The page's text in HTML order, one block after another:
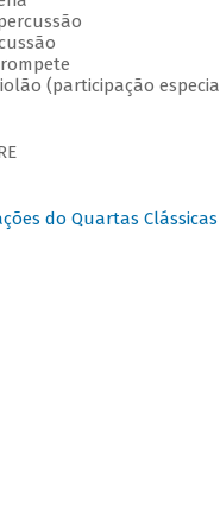
(participação
do Quartas Clássicas